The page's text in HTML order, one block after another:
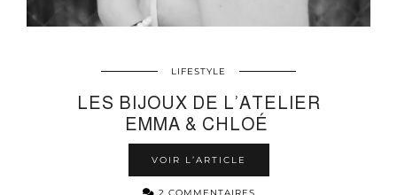
LIFESTYLE
LES BIJOUX DE L’ATELIER
EMMA & CHLOÉ
VOIR L’ARTICLE